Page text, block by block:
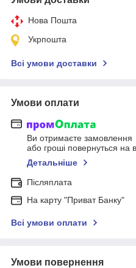
Нова Пошта
Укрпошта
Всі умови доставки
Умови оплати
Ви отримаєте замовлення
або гроші повернуться на
Детальніше
Післяплата
На карту "Приват Банку"
Всі умови оплати
Умови повернення